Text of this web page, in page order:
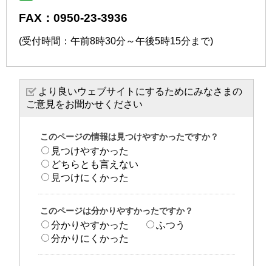
FAX：0950-23-3936
(受付時間：午前8時30分～午後5時15分まで)
より良いウェブサイトにするためにみなさまの
ご意見をお聞かせください
このページの情報は見つけやすかったですか？
見つけやすかった
どちらとも言えない
見つけにくかった
このページは分かりやすかったですか？
分かりやすかった
ふつう
分かりにくかった